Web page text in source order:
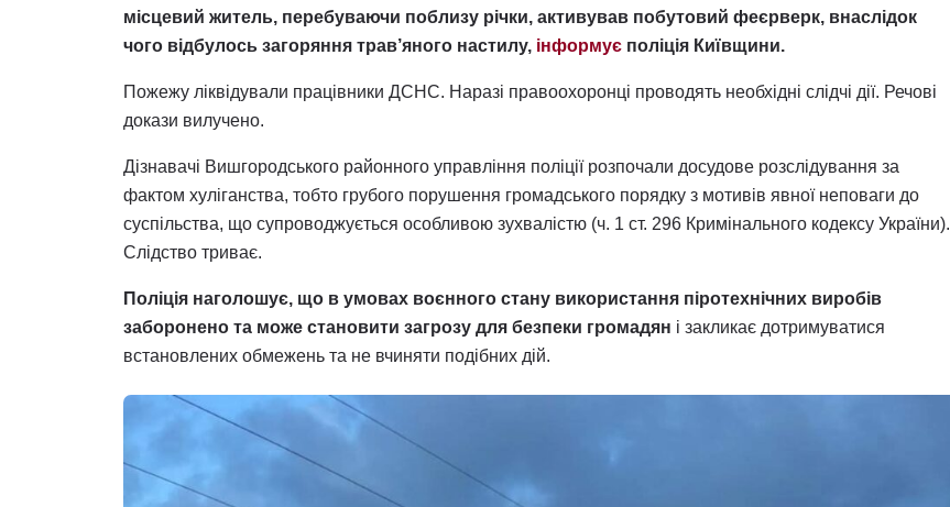
місцевий житель, перебуваючи поблизу річки, активував побутовий феєрверк, внаслідок
чого відбулось загоряння трав’яного настилу, інформує поліція Київщини.
Пожежу ліквідували працівники ДСНС. Наразі правоохоронці проводять необхідні слідчі дії. Речові
докази вилучено.
Дізнавачі Вишгородського районного управління поліції розпочали досудове розслідування за
фактом хуліганства, тобто грубого порушення громадського порядку з мотивів явної неповаги до
суспільства, що супроводжується особливою зухвалістю (ч. 1 ст. 296 Кримінального кодексу України).
Слідство триває.
Поліція наголошує, що в умовах воєнного стану використання піротехнічних виробів
заборонено та може становити загрозу для безпеки громадян і закликає дотримуватися
встановлених обмежень та не вчиняти подібних дій.